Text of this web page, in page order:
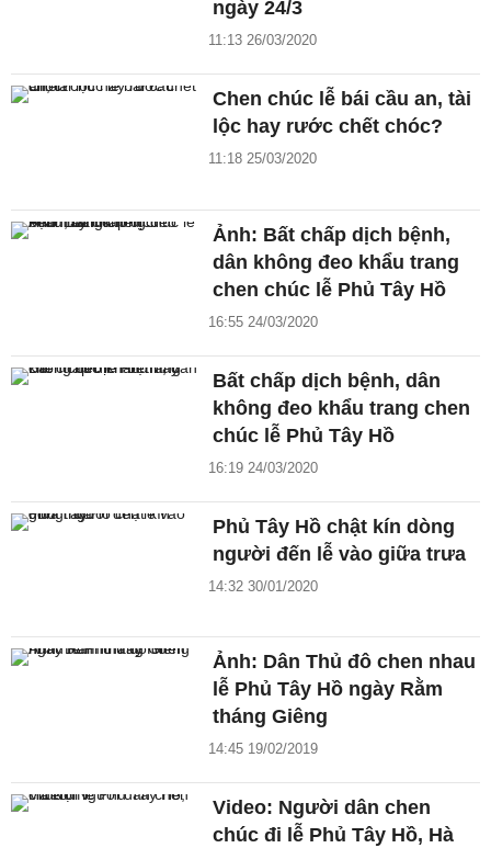
ngày 24/3
11:13 26/03/2020
Chen chúc lễ bái cầu an, tài
lộc hay rước chết chóc?
11:18 25/03/2020
Ảnh: Bất chấp dịch bệnh,
dân không đeo khẩu trang
chen chúc lễ Phủ Tây Hồ
16:55 24/03/2020
Bất chấp dịch bệnh, dân
không đeo khẩu trang chen
chúc lễ Phủ Tây Hồ
16:19 24/03/2020
Phủ Tây Hồ chật kín dòng
người đến lễ vào giữa trưa
14:32 30/01/2020
Ảnh: Dân Thủ đô chen nhau
lễ Phủ Tây Hồ ngày Rằm
tháng Giêng
14:45 19/02/2019
Video: Người dân chen
chúc đi lễ Phủ Tây Hồ, Hà